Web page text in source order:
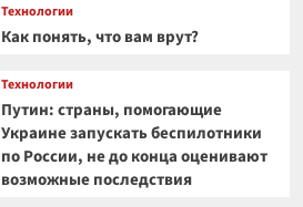
Технологии
Как понять, что вам врут?
Технологии
Путин: страны, помогающие
Украине запускать беспилотники
по России, не до конца оценивают
возможные последствия